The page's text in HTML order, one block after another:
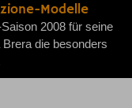
Modelle
2008 für seine
die besonders